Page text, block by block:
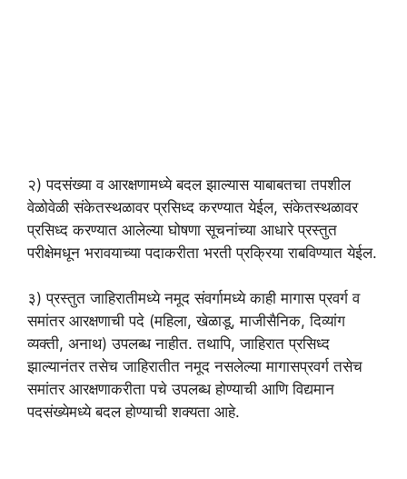
२) पदसंख्या व आरक्षणामध्ये बदल झाल्यास याबाबतचा तपशील
वेळोवेळी संकेतस्थळावर प्रसिध्द करण्यात येईल, संकेतस्थळावर
प्रसिध्द करण्यात आलेल्या घोषणा सूचनांच्या आधारे प्रस्तुत
परीक्षेमधून भरावयाच्या पदाकरीता भरती प्रक्रिया राबविण्यात येईल.
३) प्रस्तुत जाहिरातीमध्ये नमूद संवर्गामध्ये काही मागास प्रवर्ग व
समांतर आरक्षणाची पदे (महिला, खेळाडू, माजीसैनिक, दिव्यांग
व्यक्ती, अनाथ) उपलब्ध नाहीत. तथापि, जाहिरात प्रसिध्द
झाल्यानंतर तसेच जाहिरातीत नमूद नसलेल्या मागासप्रवर्ग तसेच
समांतर आरक्षणाकरीता पचे उपलब्ध होण्याची आणि विद्यमान
पदसंख्येमध्ये बदल होण्याची शक्यता आहे.